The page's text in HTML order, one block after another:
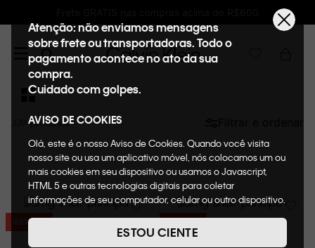
Ganhe 10% de GIFTBACK
Atenção: não enviamos mensagens
sobre frete ou transportadoras. Todo o
pagamento acontece no ato da sua
compra.
Cuidado com golpes.
AVISO DE COOKIES
Olá, este é o nosso Aviso de Cookies. Quando você visita
nosso site ou usa um aplicativo móvel, nós colocamos um ou
mais cookies em seu dispositivo ou usamos o Javascript,
HTML 5 e outras tecnologias digitais para coletar
informações de seu computador, celular ou outro dispositivo.
de cookies, informaremos quais cookies usaremos e quais
suas funções. A forma como processamos os dados
ESTOU CIENTE
46%OFF 46%OFF